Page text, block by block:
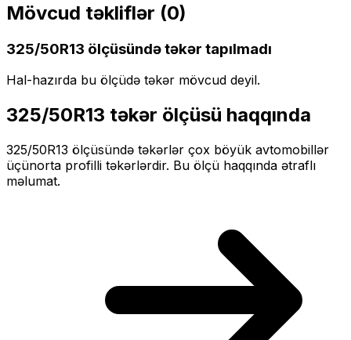
Mövcud təkliflər (0)
325/50R13 ölçüsündə təkər tapılmadı
Hal-hazırda bu ölçüdə təkər mövcud deyil.
325/50R13 təkər ölçüsü haqqında
325/50R13 ölçüsündə təkərlər çox böyük avtomobillər
üçünorta profilli təkərlərdir. Bu ölçü haqqında ətraflı
məlumat.